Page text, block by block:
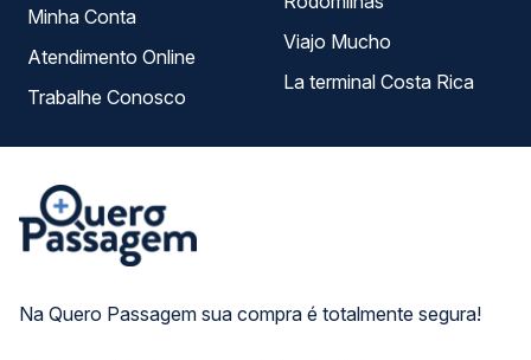
Na Quero Passagem sua compra é totalmente segura!
Minha Conta
Atendimento Online
Trabalhe Conosco
Viajo Mucho
La terminal Costa Rica